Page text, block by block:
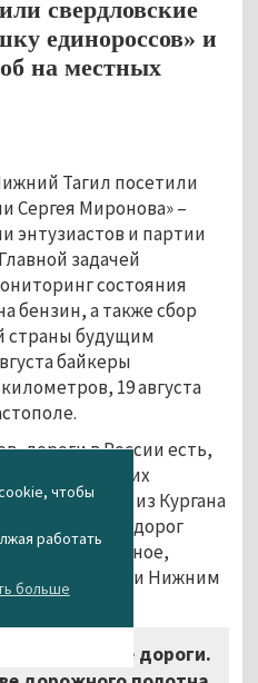
чтобы
работать
больше
свердловские
единороссов» и
на местных
Тагил посетили
Сергея Миронова» –
энтузиастов и партии
задачей
состояния
бензин, а также сбор
страны будущим
байкеры
19 августа
дороги в России есть,
заставляли их
трасса из Кургана
свердловских дорог
и Нижним
бы такие дороги.